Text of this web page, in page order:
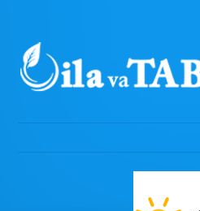
Бош саҳифа